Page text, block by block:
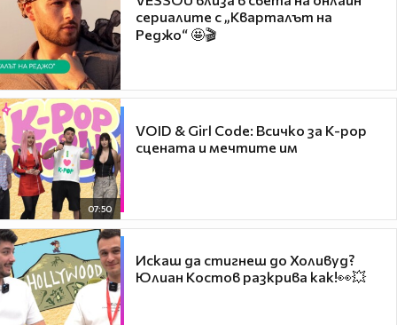
сериалите с „Кварталът на
Реджо“ 🤩🎬
07:50
VOID & Girl Code: Всичко за K-pop
сцената и мечтите им
Искаш да стигнеш до Холивуд?
Юлиан Костов разкрива как!👀💥